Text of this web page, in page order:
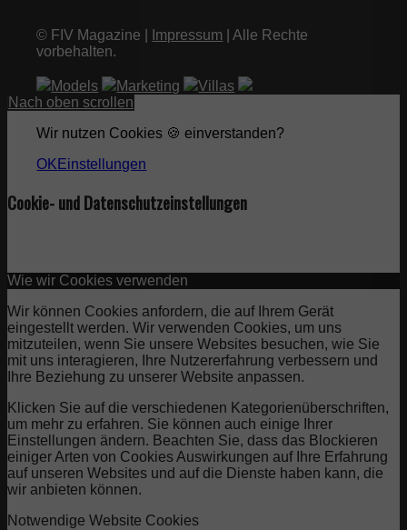
© FIV Magazine | Impressum | Alle Rechte
vorbehalten.
Models Marketing
Villas
Nach oben scrollen
Wir nutzen Cookies 🍪 einverstanden?
OK Einstellungen
Cookie- und Datenschutzeinstellungen
Wie wir Cookies verwenden
Wir können Cookies anfordern, die auf Ihrem Gerät
eingestellt werden. Wir verwenden Cookies, um uns
mitzuteilen, wenn Sie unsere Websites besuchen, wie Sie
mit uns interagieren, Ihre Nutzererfahrung verbessern und
Ihre Beziehung zu unserer Website anpassen.
Klicken Sie auf die verschiedenen Kategorienüberschriften,
um mehr zu erfahren. Sie können auch einige Ihrer
Einstellungen ändern. Beachten Sie, dass das Blockieren
einiger Arten von Cookies Auswirkungen auf Ihre Erfahrung
auf unseren Websites und auf die Dienste haben kann, die
wir anbieten können.
Notwendige Website Cookies